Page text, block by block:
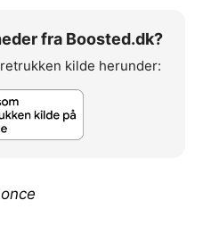
fra Boosted.dk?
kilde herunder: